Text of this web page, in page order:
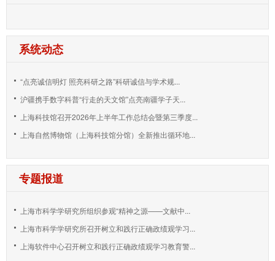
系统动态
“点亮诚信明灯 照亮科研之路”科研诚信与学术规...
沪疆携手数字科普“行走的天文馆”点亮南疆学子天...
上海科技馆召开2026年上半年工作总结会暨第三季度...
上海自然博物馆（上海科技馆分馆）全新推出循环地...
专题报道
上海市科学学研究所组织参观“精神之源——文献中...
上海市科学学研究所召开树立和践行正确政绩观学习...
上海软件中心召开树立和践行正确政绩观学习教育警...